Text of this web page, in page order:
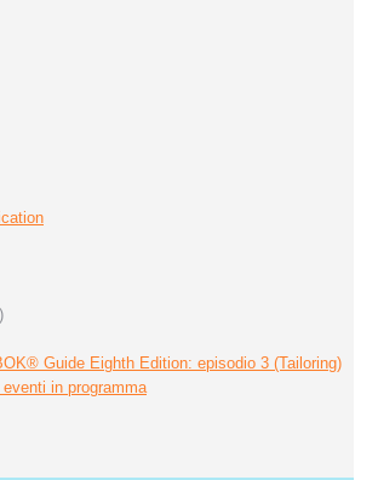
Guide Eighth Edition: episodio 3 (Tailoring)
in programma